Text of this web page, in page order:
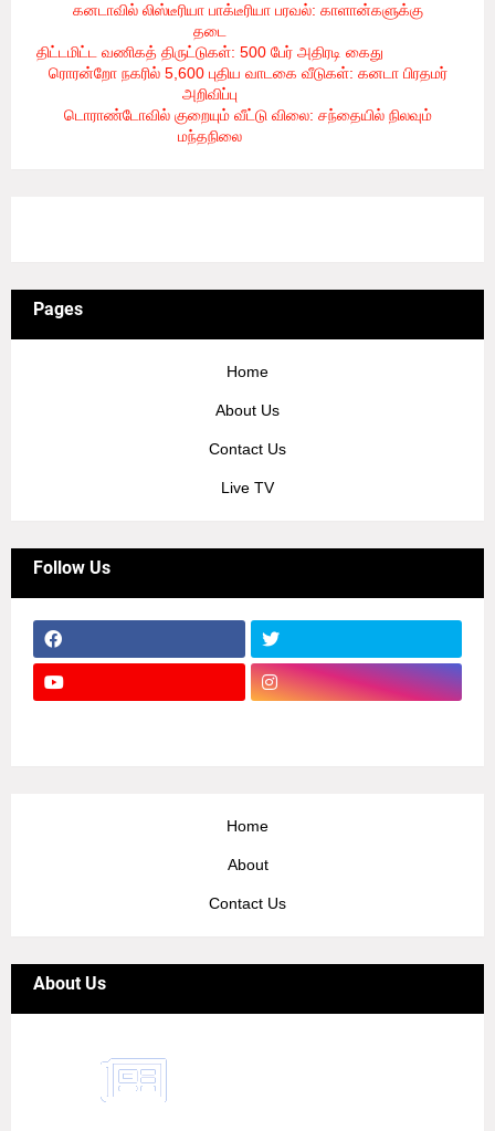
கனடாவில் லிஸ்டீரியா பாக்டீரியா பரவல்: காளான்களுக்கு
தடை
திட்டமிட்ட வணிகத் திருட்டுகள்: 500 பேர் அதிரடி கைது
ரொரன்றோ நகரில் 5,600 புதிய வாடகை வீடுகள்: கனடா பிரதமர்
அறிவிப்பு
டொராண்டோவில் குறையும் வீட்டு விலை: சந்தையில் நிலவும்
மந்தநிலை- 8/6/2026
Pages
Home
About Us
Contact Us
Live TV
Follow Us
Home
About
Contact Us
About Us